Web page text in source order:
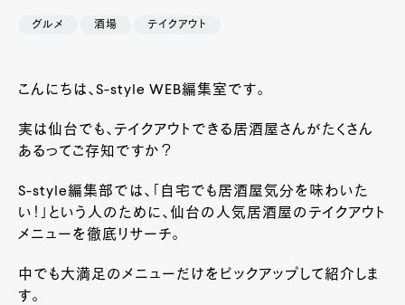
グルメ 酒場 テイクアウト
こんにちは、S-style WEB編集室です。
実は仙台でも、テイクアウトできる居酒屋さんがたくさん
あるってご存知ですか？
S-style編集部では、「自宅でも居酒屋気分を味わいた
い！」という人のために、仙台の人気居酒屋のテイクアウト
メニューを徹底リサーチ。
中でも大満足のメニューだけをピックアップして紹介しま
す。